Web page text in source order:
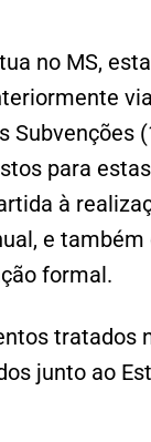
no MS,
Subvenções
para
à
e também
formal.
tratados
junto ao